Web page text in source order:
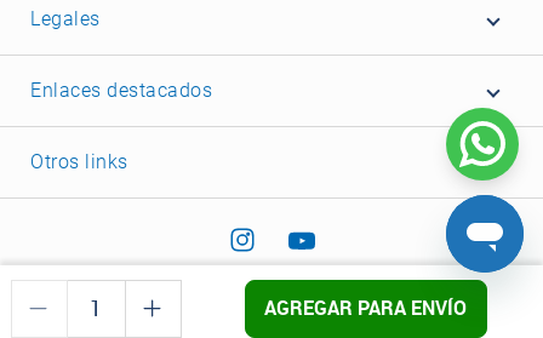
AGREGAR PARA ENVÍO
Legales
Enlaces destacados
Otros links
©2022 Corona - Todos los derechos reservados.